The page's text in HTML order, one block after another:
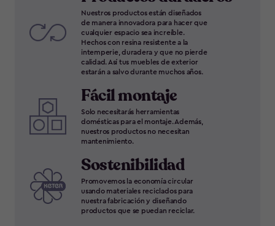
Nuestros productos están diseñados
de manera innovadora para hacer que
cualquier espacio sea increíble.
Hechos con resina resistente a la
intemperie, duradera y que no pierde
calidad. Así tus muebles de exterior
estarán a salvo durante muchos años.
Fácil montaje
Solo necesitarás herramientas
domésticas para el montaje. Además,
nuestros productos no necesitan
mantenimiento.
Sostenibilidad
Promovemos la economía circular
usando materiales reciclados para
nuestra fabricación y diseñando
productos que se puedan reciclar.